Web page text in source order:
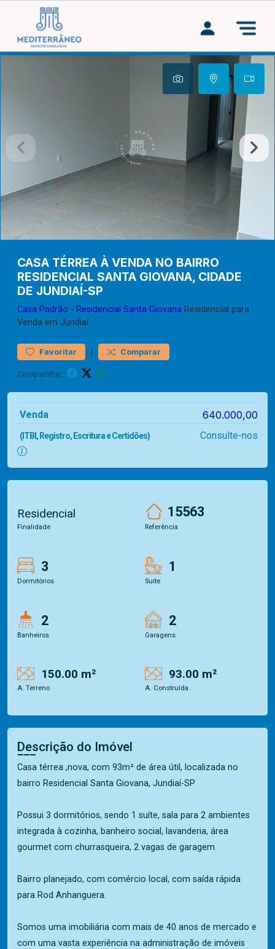
CASA TÉRREA À VENDA NO BAIRRO
RESIDENCIAL SANTA GIOVANA, CIDADE
DE JUNDIAÍ-SP
Casa Padrão - Residencial Santa Giovana Residencial para
Venda em Jundiaí
Favoritar | Comparar
Compartilhe:
Venda 640.000,00
(ITBI, Registro, Escritura e Certidões) Consulte-nos
Residencial
Finalidade
15563
Referência
3
Dormitórios
1
Suite
2
Banheiros
2
Garagens
150.00 m²
A. Terreno
93.00 m²
A. Construída
Descrição do Imóvel
Casa térrea ,nova, com 93m² de área útil, localizada no
bairro Residencial Santa Giovana, Jundiaí-SP
Possui 3 dormitórios, sendo 1 suíte, sala para 2 ambientes
integrada à cozinha, banheiro social, lavanderia, área
gourmet com churrasqueira, 2 vagas de garagem.
Bairro planejado, com comércio local, com saída rápida
para Rod Anhanguera.
Somos uma imobiliária com mais de 40 anos de mercado e
com uma vasta experiência na administração de imóveis